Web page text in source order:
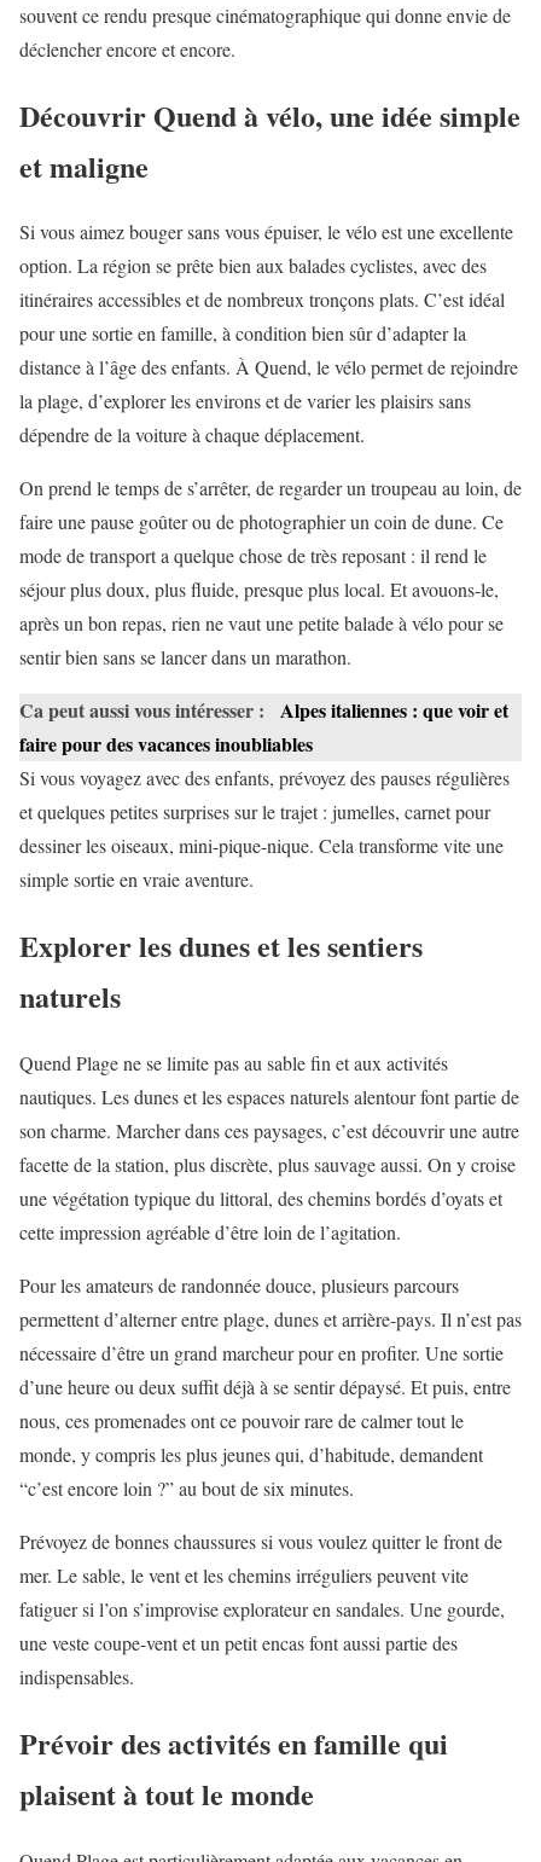
souvent ce rendu presque cinématographique qui donne envie de
déclencher encore et encore.
Découvrir Quend à vélo, une idée simple
et maligne
Si vous aimez bouger sans vous épuiser, le vélo est une excellente
option. La région se prête bien aux balades cyclistes, avec des
itinéraires accessibles et de nombreux tronçons plats. C’est idéal
pour une sortie en famille, à condition bien sûr d’adapter la
distance à l’âge des enfants. À Quend, le vélo permet de rejoindre
la plage, d’explorer les environs et de varier les plaisirs sans
dépendre de la voiture à chaque déplacement.
On prend le temps de s’arrêter, de regarder un troupeau au loin, de
faire une pause goûter ou de photographier un coin de dune. Ce
mode de transport a quelque chose de très reposant : il rend le
séjour plus doux, plus fluide, presque plus local. Et avouons-le,
après un bon repas, rien ne vaut une petite balade à vélo pour se
sentir bien sans se lancer dans un marathon.
Ca peut aussi vous intéresser :
Alpes italiennes : que voir et
faire pour des vacances inoubliables
Si vous voyagez avec des enfants, prévoyez des pauses régulières
et quelques petites surprises sur le trajet : jumelles, carnet pour
dessiner les oiseaux, mini-pique-nique. Cela transforme vite une
simple sortie en vraie aventure.
Explorer les dunes et les sentiers
naturels
Quend Plage ne se limite pas au sable fin et aux activités
nautiques. Les dunes et les espaces naturels alentour font partie de
son charme. Marcher dans ces paysages, c’est découvrir une autre
facette de la station, plus discrète, plus sauvage aussi. On y croise
une végétation typique du littoral, des chemins bordés d’oyats et
cette impression agréable d’être loin de l’agitation.
Pour les amateurs de randonnée douce, plusieurs parcours
permettent d’alterner entre plage, dunes et arrière-pays. Il n’est pas
nécessaire d’être un grand marcheur pour en profiter. Une sortie
d’une heure ou deux suffit déjà à se sentir dépaysé. Et puis, entre
nous, ces promenades ont ce pouvoir rare de calmer tout le
monde, y compris les plus jeunes qui, d’habitude, demandent
“c’est encore loin ?” au bout de six minutes.
Prévoyez de bonnes chaussures si vous voulez quitter le front de
mer. Le sable, le vent et les chemins irréguliers peuvent vite
fatiguer si l’on s’improvise explorateur en sandales. Une gourde,
une veste coupe-vent et un petit encas font aussi partie des
indispensables.
Prévoir des activités en famille qui
plaisent à tout le monde